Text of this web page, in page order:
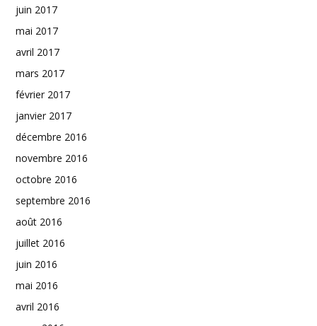
juin 2017
mai 2017
avril 2017
mars 2017
février 2017
janvier 2017
décembre 2016
novembre 2016
octobre 2016
septembre 2016
août 2016
juillet 2016
juin 2016
mai 2016
avril 2016